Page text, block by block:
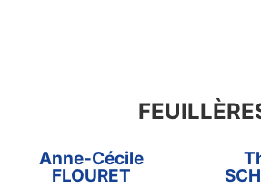
Anne-Cécile
FLOURET